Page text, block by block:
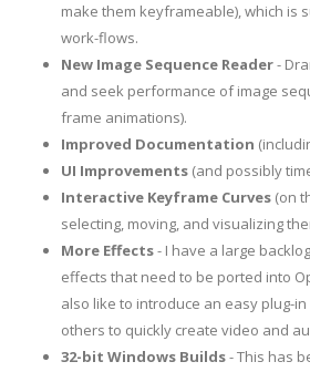
make them keyframeable), which is
work-flows.
New Image Sequence Reader-
and seek performance of image
frame animations).
Improved Documentation
UI Improvements (and possibly
Interactive Keyframe Curves (on
selecting, moving, and visualizing
More Effects- I have a large
effects that need to be ported into
also like to introduce an easy plug-
others to quickly create video and
32-bit Windows Builds- This has